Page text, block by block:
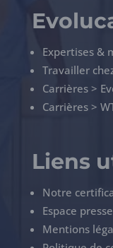
Expertises &
Travailler
Carrières >
Carrières >
Liens
Notre
Espace
Mentions